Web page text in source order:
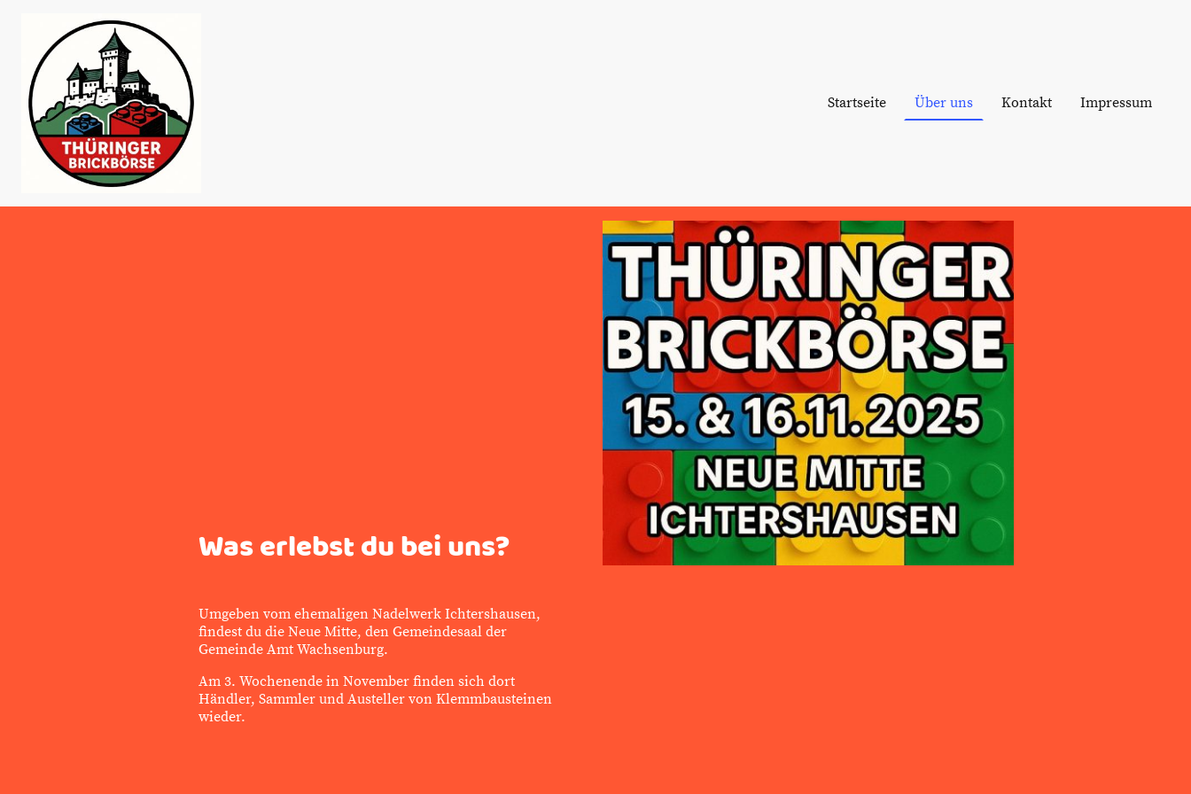
Startseite Über uns Kontakt Impressum
Was erlebst du bei uns?
Umgeben vom ehemaligen Nadelwerk Ichtershausen,
findest du die Neue Mitte, den Gemeindesaal der
Gemeinde Amt Wachsenburg.
Am 3. Wochenende in November finden sich dort
Händler, Sammler und Austeller von Klemmbausteinen
wieder.